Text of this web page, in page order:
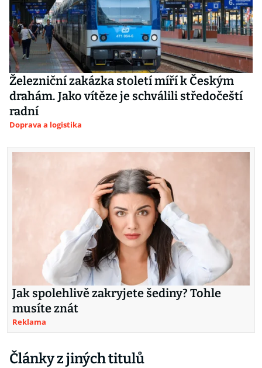
Železniční zakázka století míří k Českým
drahám. Jako vítěze je schválili středočeští
radní
Doprava a logistika
Jak spolehlivě zakryjete šediny? Tohle
musíte znát
Reklama
Články z jiných titulů